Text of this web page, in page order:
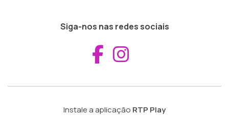
Siga-nos nas redes sociais
Aceder ao
Instale a aplicação RTP Play